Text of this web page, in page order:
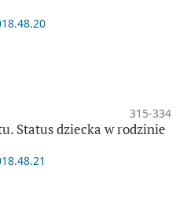
315-334
Status dziecka w rodzinie